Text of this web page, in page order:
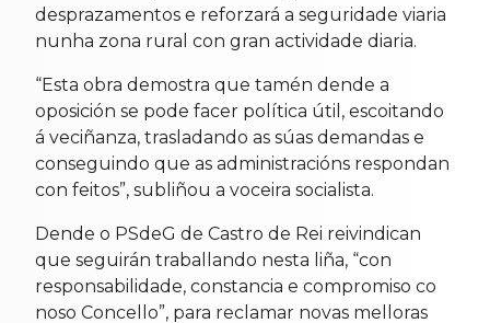
desprazamentos e reforzará a seguridade viaria
nunha zona rural con gran actividade diaria.
“Esta obra demostra que tamén dende a
oposición se pode facer política útil, escoitando
á veciñanza, trasladando as súas demandas e
conseguindo que as administracións respondan
con feitos”, subliñou a voceira socialista.
Dende o PSdeG de Castro de Rei reivindican
que seguirán traballando nesta liña, “con
responsabilidade, constancia e compromiso co
noso Concello”, para reclamar novas melloras